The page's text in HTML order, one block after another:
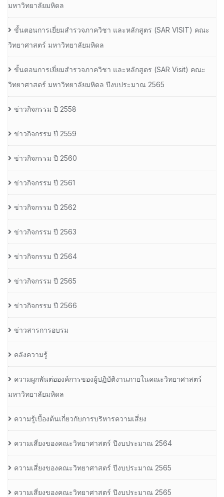
มหาวิทยาลัยมหิดล
ขั้นตอนการเยี่ยมสำรวจภาควิชา และหลักสูตร (SAR VISIT) คณะ
วิทยาศาสตร์ มหาวิทยาลัยมหิดล
ขั้นตอนการเยี่ยมสำรวจภาควิชา และหลักสูตร (SAR Visit) คณะ
วิทยาศาสตร์ มหาวิทยาลัยมหิดล ปีงบประมาณ 2565
ข่าวกิจกรรม ปี 2558
ข่าวกิจกรรม ปี 2559
ข่าวกิจกรรม ปี 2560
ข่าวกิจกรรม ปี 2561
ข่าวกิจกรรม ปี 2562
ข่าวกิจกรรม ปี 2563
ข่าวกิจกรรม ปี 2564
ข่าวกิจกรรม ปี 2565
ข่าวกิจกรรม ปี 2566
ข่าวสารการอบรม
คลังความรู้
ความผูกพันต่อองค์การของผู้ปฏิบัติงานภายในคณะวิทยาศาสตร์
มหาวิทยาลัยมหิดล
ความรู้เบื้องต้นเกี่ยวกับการบริหารความเสี่ยง
ความเสี่ยงของคณะวิทยาศาสตร์ ปีงบประมาณ 2564
ความเสี่ยงของคณะวิทยาศาสตร์ ปีงบประมาณ 2565
ความเสี่ยงของคณะวิทยาศาสตร์ ปีงบประมาณ 2565